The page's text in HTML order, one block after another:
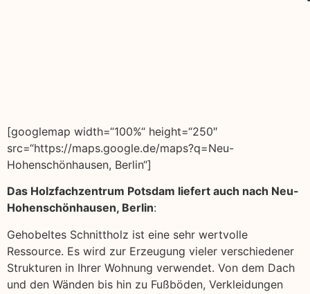
[googlemap width=“100%“ height=“250″
src=“https://maps.google.de/maps?q=Neu-
Hohenschönhausen, Berlin“]
Das Holzfachzentrum Potsdam liefert auch nach Neu-
Hohenschönhausen, Berlin:
Gehobeltes Schnittholz ist eine sehr wertvolle
Ressource. Es wird zur Erzeugung vieler verschiedener
Strukturen in Ihrer Wohnung verwendet. Von dem Dach
und den Wänden bis hin zu Fußböden, Verkleidungen